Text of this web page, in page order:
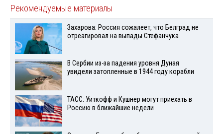
Рекомендуемые материалы
Захарова: Россия сожалеет, что Белград не
отреагировал на выпады Стефанчука
В Сербии из-за падения уровня Дуная
увидели затопленные в 1944 году корабли
ТАСС: Уиткофф и Кушнер могут приехать в
Россию в ближайшие недели